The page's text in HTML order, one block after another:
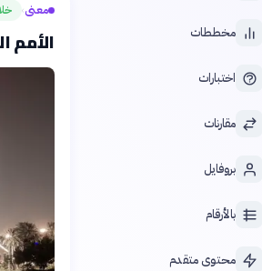
مخططات
اختبارات
مقارنات
بروفايل
بالأرقام
محتوى متقدم
معنى›
الأمم